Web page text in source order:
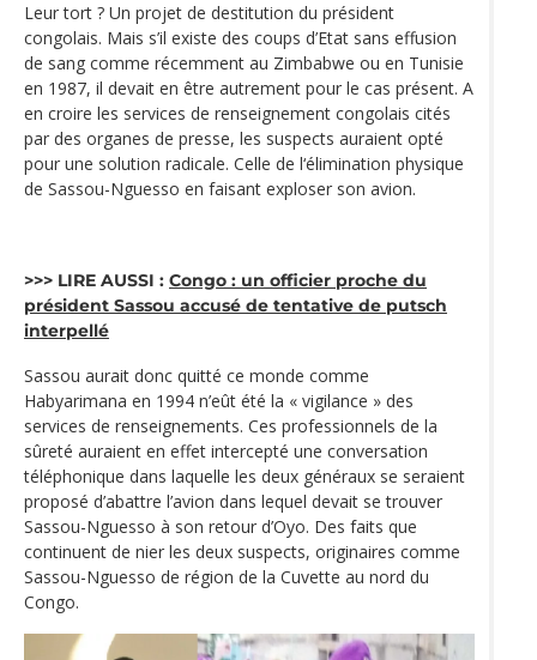
Leur tort ? Un projet de destitution du président
congolais. Mais s’il existe des coups d’Etat sans effusion
de sang comme récemment au Zimbabwe ou en Tunisie
en 1987, il devait en être autrement pour le cas présent. A
en croire les services de renseignement congolais cités
par des organes de presse, les suspects auraient opté
pour une solution radicale. Celle de l‘élimination physique
de Sassou-Nguesso en faisant exploser son avion.
>>> LIRE AUSSI : Congo : un officier proche du
président Sassou accusé de tentative de putsch
interpellé
Sassou aurait donc quitté ce monde comme
Habyarimana en 1994 n’eût été la « vigilance » des
services de renseignements. Ces professionnels de la
sûreté auraient en effet intercepté une conversation
téléphonique dans laquelle les deux généraux se seraient
proposé d’abattre l’avion dans lequel devait se trouver
Sassou-Nguesso à son retour d’Oyo. Des faits que
continuent de nier les deux suspects, originaires comme
Sassou-Nguesso de région de la Cuvette au nord du
Congo.